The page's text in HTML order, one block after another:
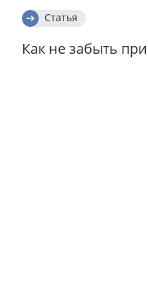
Статья
Как не забыть